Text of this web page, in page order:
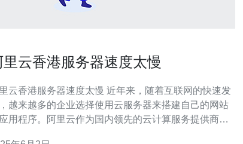
里云香港服务器速度太慢
香港服务器速度太慢 近年来，随着互联网的快速发
越来越多的企业选择使用云服务器来搭建自己的网站
用程序。阿里云作为国内领先的云计算服务提供商，